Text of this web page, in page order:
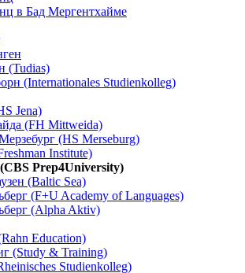
в Бад Мергентхайме
(Tudias)
(Internationales Studienkolleg)
Jena)
(FH Mittweida)
(HS Merseburg)
Institute)
Prep4University)
(Baltic Sea)
(F+U Academy of Languages)
(Alpha Aktiv)
Education)
(Study & Training)
Studienkolleg)